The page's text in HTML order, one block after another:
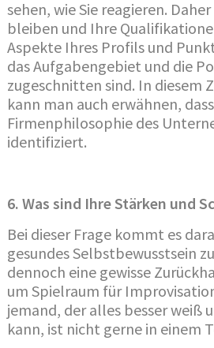
sehen, wie Sie reagieren.
bleiben und Ihre
Aspekte Ihres Profils und
das Aufgabengebiet und die
zugeschnitten sind. In diesem
kann man auch erwähnen,
Firmenphilosophie des
identifiziert.
6. Was sind Ihre Stärken und
Bei dieser Frage kommt es
gesundes Selbstbewusstsein
dennoch eine gewisse
um Spielraum für
jemand, der alles besser weiß
kann, ist nicht gerne in einem